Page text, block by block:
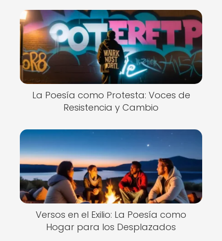
La Poesía como Protesta: Voces de
Resistencia y Cambio
Versos en el Exilio: La Poesía como
Hogar para los Desplazados